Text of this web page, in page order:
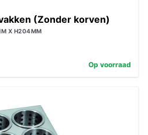
(Zonder korven)
X H204MM
Op voorraad